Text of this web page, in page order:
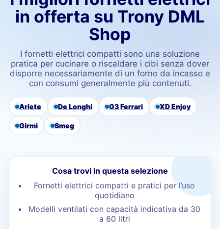
in offerta su Trony DML
Shop
I fornetti elettrici compatti sono una soluzione
pratica per cucinare o riscaldare i cibi senza dover
disporre necessariamente di un forno da incasso e
con consumi generalmente più contenuti.
Ariete De Longhi G3 Ferrari XD Enjoy
Girmi Smeg
Cosa trovi in questa selezione
Fornetti elettrici compatti e pratici per l’uso
quotidiano
Modelli ventilati con capacità indicativa da 30
a 60 litri